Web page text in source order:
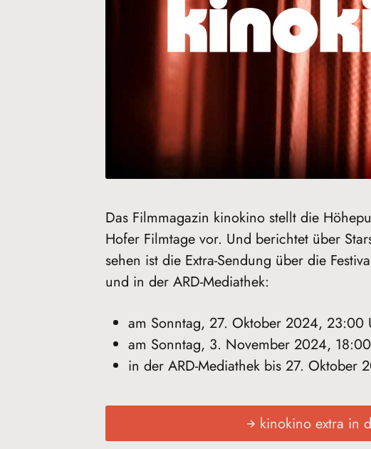
Das Filmmagazin kinokino stellt die
Hofer Filmtage vor. Und berichtet über
sehen ist die Extra-Sendung über die
und in der ARD-Mediathek:
am Sonntag, 27. Oktober 2024, 23:00
am Sonntag, 3. November 2024,
in der ARD-Mediathek bis 27. Oktober
kinokino extra in